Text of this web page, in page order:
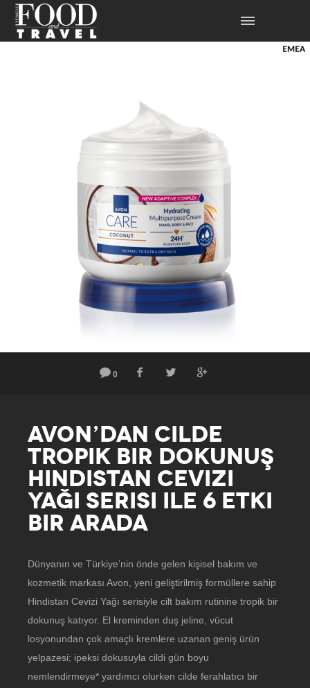
0
AVON’DAN CILDE
TROPIK BIR DOKUNUŞ
HINDISTAN CEVIZI
YAĞI SERISI ILE 6 ETKI
BIR ARADA
Dünyanın ve Türkiye’nin önde gelen kişisel bakım ve
kozmetik markası Avon, yeni geliştirilmiş formüllere sahip
Hindistan Cevizi Yağı serisiyle cilt bakım rutinine tropik bir
dokunuş katıyor. El kreminden duş jeline, vücut
losyonundan çok amaçlı kremlere uzanan geniş ürün
yelpazesi; ipeksi dokusuyla cildi gün boyu
nemlendirmeye* yardımcı olurken cilde ferahlatıcı bir